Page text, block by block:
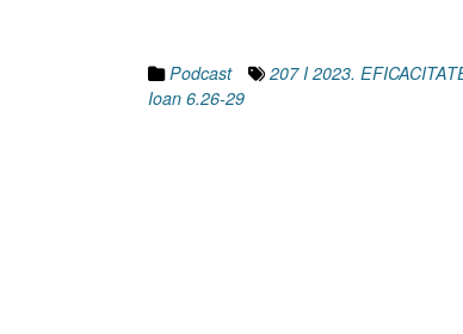
Podcast 207 I 2023.
Ioan 6.26-29